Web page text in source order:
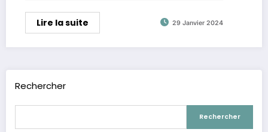
Lire la suite 29 Janvier 2024
Rechercher
Rechercher